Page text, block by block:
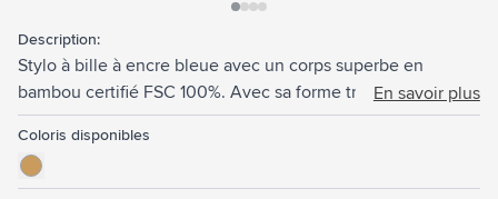
Description:
Stylo à bille à encre bleue avec un corps superbe en
bambou certifié FSC 100%. Avec sa forme triangulaire, ce
stylo offre une prise en main très confortable. Joliment
achevé par un bouton poussoir en bambou et un clip en
métal.
En savoir plus
Coloris disponibles